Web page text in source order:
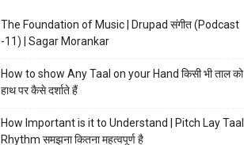
The Foundation of Music | Drupad संगीत (Podcast
-11) | Sagar Morankar
How to show Any Taal on your Hand किसी भी ताल को
हाथ पर कैसे दर्शाते हैं
How Important is it to Understand | Pitch Lay Taal
Rhythm समझना कितना महत्वपूर्ण है